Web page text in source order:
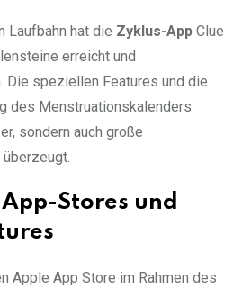
Laufbahn hat die Zyklus-App Clue
erreicht und
Die speziellen Features und die
des Menstruationskalenders
sondern auch große
Stores und
Apple App Store im Rahmen des